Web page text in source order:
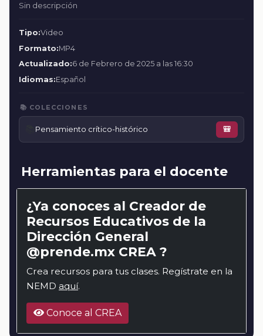
Sin descripción
Tipo:Video
Formato:MP4
Actualizado:6 de Febrero de 2025 a las 16:30
Idiomas:Español
📚 COLECCIONES
Pensamiento crítico-histórico 🎒
Herramientas para el docente
¿Ya conoces al Creador de
Recursos Educativos de la
Dirección General
@prende.mx CREA ?
Crea recursos para tus clases. Regístrate en la
NEMD aquí.
Conoce al CREA